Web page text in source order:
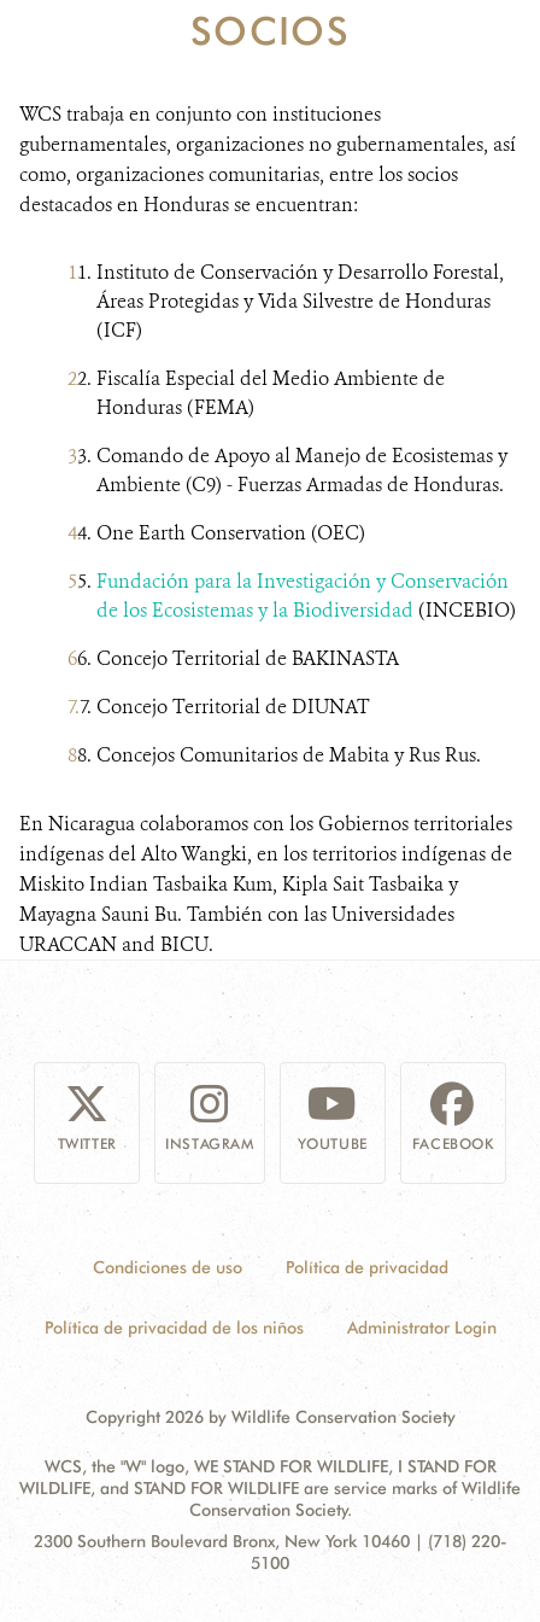
RESOURCES
NOTICIAS
SOCIOS
WCS trabaja en conjunto con instituciones
gubernamentales, organizaciones no gubernamentales, así
como, organizaciones comunitarias, entre los socios
destacados en Honduras se encuentran:
Instituto de Conservación y Desarrollo Forestal,
Áreas Protegidas y Vida Silvestre de Honduras
(ICF)
Fiscalía Especial del Medio Ambiente de
Honduras (FEMA)
Comando de Apoyo al Manejo de Ecosistemas y
Ambiente (C9) - Fuerzas Armadas de Honduras.
One Earth Conservation (OEC)
Fundación para la Investigación y Conservación
de los Ecosistemas y la Biodiversidad (INCEBIO)
Concejo Territorial de BAKINASTA
Concejo Territorial de DIUNAT
Concejos Comunitarios de Mabita y Rus Rus.
En Nicaragua colaboramos con los Gobiernos territoriales
indígenas del Alto Wangki, en los territorios indígenas de
Miskito Indian Tasbaika Kum, Kipla Sait Tasbaika y
Mayagna Sauni Bu. También con las Universidades
URACCAN and BICU.
TWITTER INSTAGRAM YOUTUBE FACEBOOK
Condiciones de uso Política de privacidad
Política de privacidad de los niños Administrator Login
Copyright 2026 by Wildlife Conservation Society
WCS, the "W" logo, WE STAND FOR WILDLIFE, I STAND FOR
WILDLIFE, and STAND FOR WILDLIFE are service marks of Wildlife
Conservation Society.
Contact
Address:
2300 Southern Boulevard Bronx, New York 10460 | (718) 220-
5100